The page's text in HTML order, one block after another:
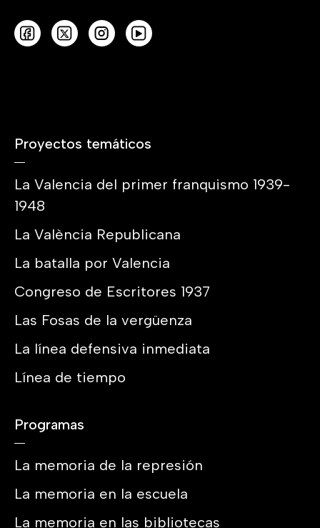
Proyectos temáticos
La Valencia del primer franquismo 1939-
1948
La València Republicana
La batalla por Valencia
Congreso de Escritores 1937
Las Fosas de la vergüenza
La línea defensiva inmediata
Línea de tiempo
Programas
La memoria de la represión
La memoria en la escuela
La memoria en las bibliotecas